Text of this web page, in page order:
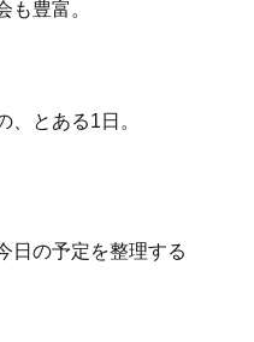
も豊富。
、とある1日。
日の予定を整理する